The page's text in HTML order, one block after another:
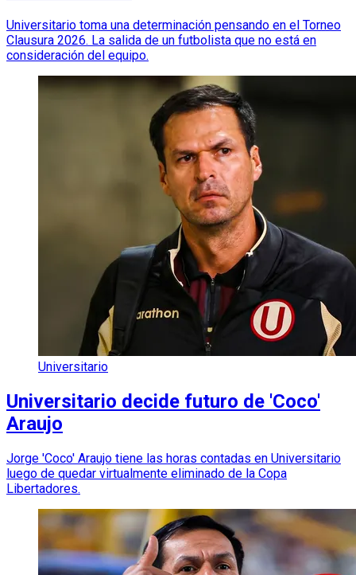
Universitario toma una determinación pensando en el Torneo
Clausura 2026. La salida de un futbolista que no está en
consideración del equipo.
Universitario
Universitario decide futuro de 'Coco'
Araujo
Jorge 'Coco' Araujo tiene las horas contadas en Universitario
luego de quedar virtualmente eliminado de la Copa
Libertadores.